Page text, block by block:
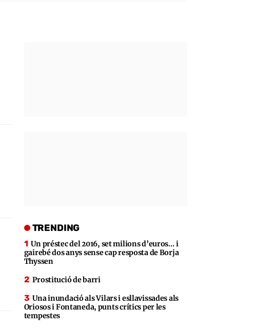
TRENDING
Un préstec del 2016, set milions d’euros… i
gairebé dos anys sense cap resposta de Borja
Thyssen
Prostitució de barri
Una inundació als Vilars i esllavissades als
Oriosos i Fontaneda, punts crítics per les
tempestes